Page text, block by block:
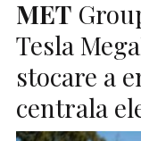
MET
Tesla
stocare a
centrala